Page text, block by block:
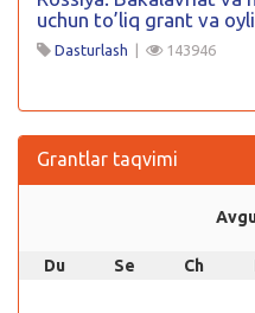
uchun to’liq grant va
Dasturlash 143946
Grantlar taqvimi
Du Se Ch